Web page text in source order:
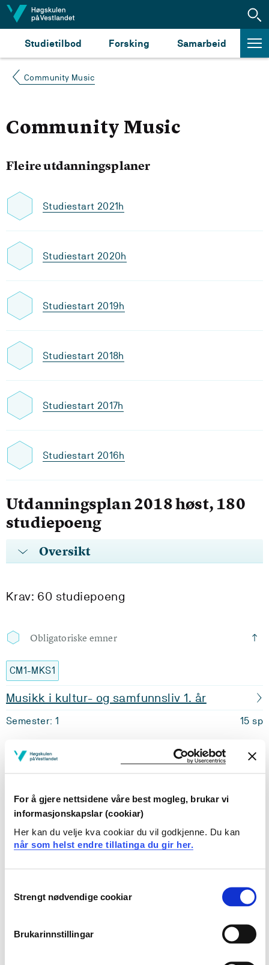
For å gjere nettsidene våre best mogleg, brukar vi
informasjonskapslar (cookiar)
Her kan du velje kva cookiar du vil godkjenne. Du kan
når som helst endre tillatinga du gir her.
Selection
Strengt nødvendige cookiar
Brukarinnstillingar
Hopp til innhald
Studietilbod Forsking Samarbeid
Community Music
Community Music
Fleire utdanningsplaner
Studiestart 2021h
Studiestart 2020h
Studiestart 2019h
Studiestart 2018h
Studiestart 2017h
Studiestart 2016h
Utdanningsplan 2018 høst, 180
studiepoeng
Oversikt
Krav: 60 studiepoeng
Obligatoriske emner
CM1-MKS1
Musikk i kultur- og samfunnsliv 1. år
Semester: 1 15 sp
CM1-MUS1
Semester: 1
CM1-MKS2
Semester: 2 15 sp
CM1-MUS2